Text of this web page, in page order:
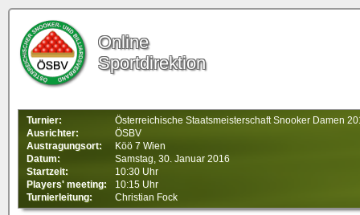
Online
Sportdirektion
Turnier:
Österreichische Staatsmeisterschaft Snooker Damen
Ausrichter:
ÖSBV
Austragungsort:
Köö 7 Wien
Datum:
Samstag, 30. Januar 2016
Startzeit:
10:30 Uhr
Players' meeting:
10:15 Uhr
Turnierleitung:
Christian Fock